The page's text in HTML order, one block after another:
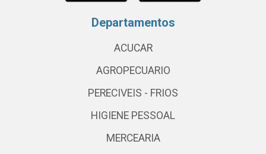
Departamentos
ACUCAR
AGROPECUARIO
PERECIVEIS - FRIOS
HIGIENE PESSOAL
MERCEARIA